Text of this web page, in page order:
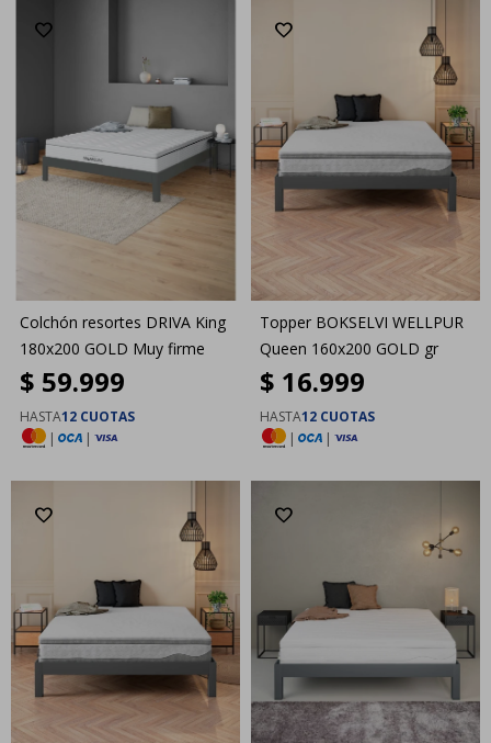
Colchón resortes DRIVA King
180x200 GOLD Muy firme
$ 59.999
HASTA12 CUOTAS
|
|
Topper BOKSELVI WELLPUR
Queen 160x200 GOLD gr
$ 16.999
HASTA12 CUOTAS
|
|